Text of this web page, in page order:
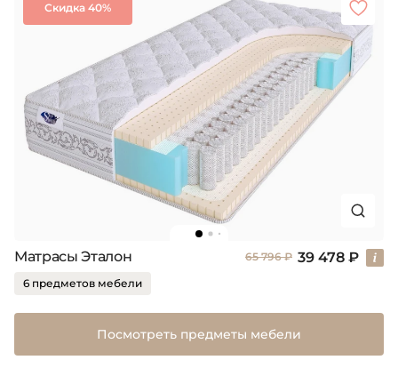
Скидка 40%
Матрасы Эталон 65 796 ₽ 39 478 ₽
6 предметов мебели
Посмотреть предметы мебели